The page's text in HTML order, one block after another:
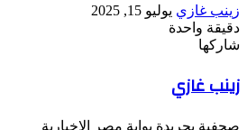
زينب غازي أرسل
بريدا
يوليو 15, 2025
دقيقة واحدة
فيسبوك
‫X
لينكدإن
بينتيريست
‫Pocket
واتساب
تيلقرام
ڤايبر
لاين
شاركها
عبر
البريد
زينب غازي
صحفية بجريدة بوابة مصر الإخبارية